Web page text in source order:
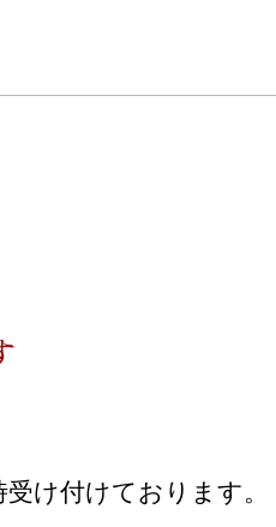
け付けております。